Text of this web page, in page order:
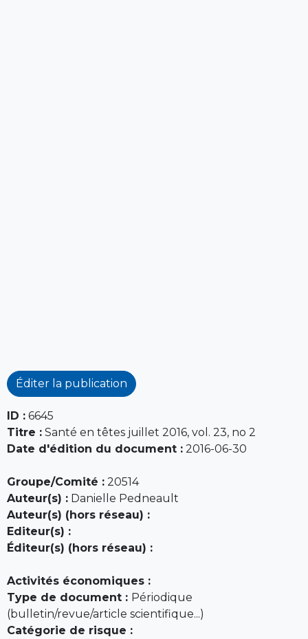
Éditer la publication
ID : 6645
Titre : Santé en têtes juillet 2016, vol. 23, no 2
Date d'édition du document : 2016-06-30
Groupe/Comité : 20514
Auteur(s) : Danielle Pedneault
Auteur(s) (hors réseau) :
Editeur(s) :
Éditeur(s) (hors réseau) :
Activités économiques :
Type de document : Périodique
(bulletin/revue/article scientifique...)
Catégorie de risque :